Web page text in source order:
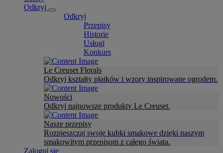
Odkryj
Odkryj
Przepisy
Historie
Usługi
Konkurs
Le Creuset Florals
Odkryj kształty płatków i wzory inspirowane ogrodem.
Nowości
Odkryj najnowsze produkty Le Creuset.
Nasze przepisy
Rozpieszczaj swoje kubki smakowe dzięki naszym
smakowitym przepisom z całego świata.
Zaloguj się